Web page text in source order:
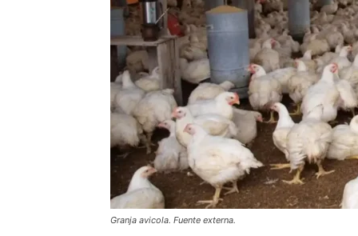
Granja avicola. Fuente externa.